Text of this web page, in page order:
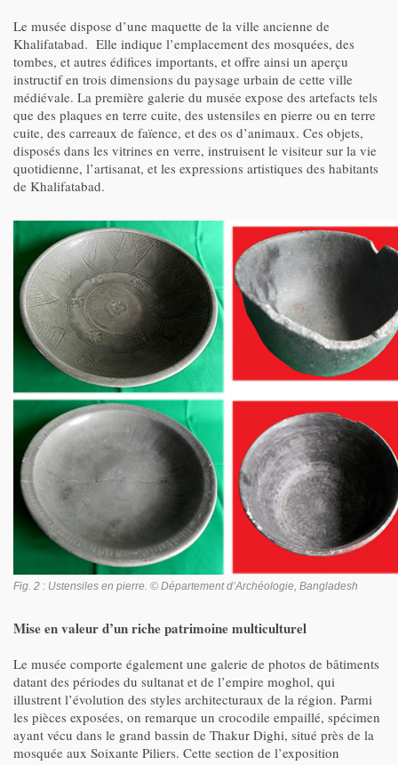
Le musée dispose d’une maquette de la ville ancienne de
Khalifatabad. Elle indique l’emplacement des mosquées, des
tombes, et autres édifices importants, et offre ainsi un aperçu
instructif en trois dimensions du paysage urbain de cette ville
médiévale. La première galerie du musée expose des artefacts tels
que des plaques en terre cuite, des ustensiles en pierre ou en terre
cuite, des carreaux de faïence, et des os d’animaux. Ces objets,
disposés dans les vitrines en verre, instruisent le visiteur sur la vie
quotidienne, l’artisanat, et les expressions artistiques des habitants
de Khalifatabad.
Fig. 2 : Ustensiles en pierre. © Département d’Archéologie, Bangladesh
Mise en valeur d’un riche patrimoine multiculturel
Le musée comporte également une galerie de photos de bâtiments
datant des périodes du sultanat et de l’empire moghol, qui
illustrent l’évolution des styles architecturaux de la région. Parmi
les pièces exposées, on remarque un crocodile empaillé, spécimen
ayant vécu dans le grand bassin de Thakur Dighi, situé près de la
mosquée aux Soixante Piliers. Cette section de l’exposition